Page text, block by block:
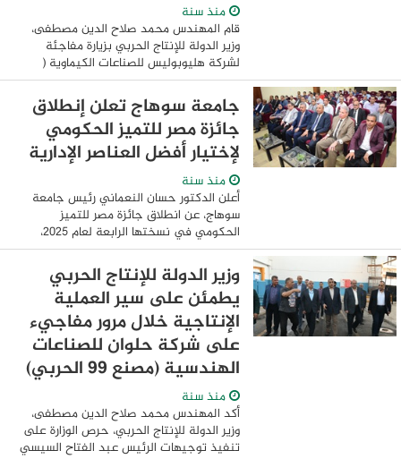
منذ سنة
قام المهندس محمد صلاح الدين مصطفى،
وزير الدولة للإنتاج الحربي بزيارة مفاجئة
لشركة هليوبوليس للصناعات الكيماوية (
مصنع 81 الحربى ) ، والتي تقوم بتلبية
مطالب و احتياجات القوات المسلحة من
الذخائر ...
جامعة سوهاج تعلن إنطلاق
جائزة مصر للتميز الحكومي
لإختيار أفضل العناصر الإدارية
منذ سنة
أعلن الدكتور حسان النعماني رئيس جامعة
سوهاج، عن انطلاق جائزة مصر للتميز
الحكومي في نسختها الرابعة لعام 2025،
والتى تنظمها وزارة التخطيط والتنمية
الإقتصادية بالتعاون مع وزارة التعليم العالي
والبحث ...
وزير الدولة للإنتاج الحربي
يطمئن على سير العملية
الإنتاجية خلال مرور مفاجيء
على شركة حلوان للصناعات
الهندسية (مصنع 99 الحربي)
منذ سنة
أكد المهندس محمد صلاح الدين مصطفى،
وزير الدولة للإنتاج الحربي، حرص الوزارة على
تنفيذ توجيهات الرئيس عبد الفتاح السيسي